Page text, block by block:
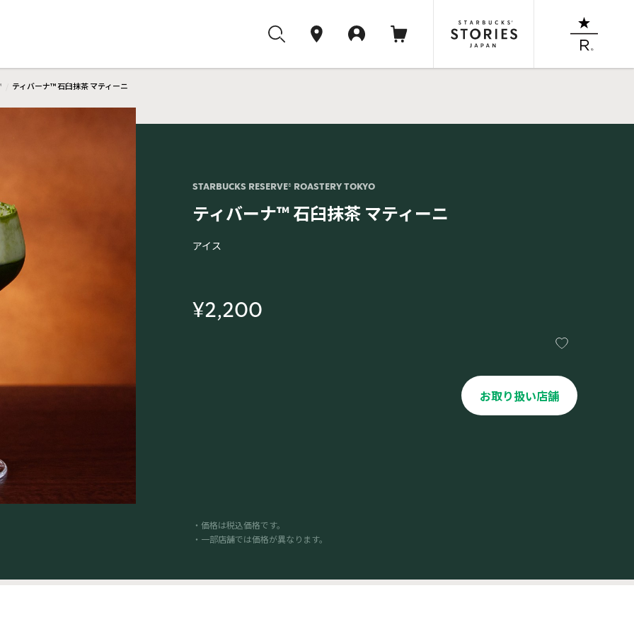
ティバーナ™ 石臼抹茶 マティーニ
STARBUCKS RESERVE® ROASTERY TOKYO
ティバーナ™ 石臼抹茶 マティーニ
アイス
¥2,200
お取り扱い店舗
・価格は税込価格です。
・一部店舗では価格が異なります。